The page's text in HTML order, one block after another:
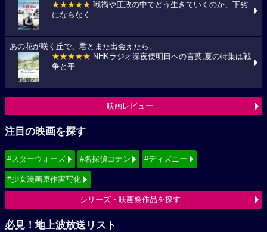
★★★★★ 戦禍や圧政の中でどう生きていくのか、下劣
にならなく...
あの花が咲く丘で、君とまた出会えたら。
★★★★★ NHKラジオ深夜便明日への言葉,夏の特集は戦
争と平...
映画レビュー
注目の映画を探す
#スターウォーズ #名探偵コナン #ディズニー
#少女漫画原作実写化
シリーズ・映画祭作品を探す
必見！地上波放送リスト